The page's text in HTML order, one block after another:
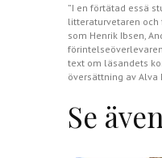
”I en förtätad essä
litteraturvetaren och
som Henrik Ibsen,
text om läsandets
översättning av Alva
Se även